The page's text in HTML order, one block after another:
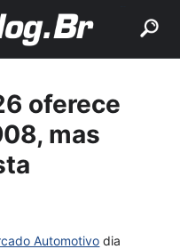
oferece
mas
Automotivo dia